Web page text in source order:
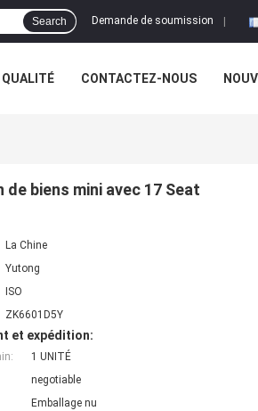
Demande de soumission
Search
QUALITÉ CONTACTEZ-NOUS
biens mini avec 17 Seat
La Chine
Yutong
ISO
ZK6601D5Y
et expédition:
1 UNITÉ
negotiable
Emballage nu